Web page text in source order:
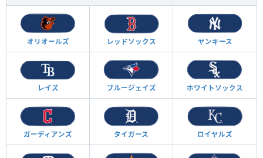
オリオールズ レッドソックス ヤンキース
レイズ ブルージェイズ ホワイトソックス
ガーディアンズ タイガース ロイヤルズ